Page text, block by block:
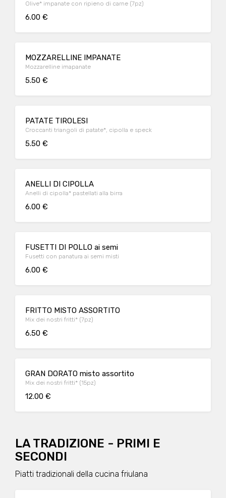
Olive* impanate con ripieno di carne (7pz)
6.00 €
MOZZARELLINE IMPANATE
Mozzarelline imapanate
5.50 €
PATATE TIROLESI
Croccanti triangoli di patate*, cipolla e speck
5.50 €
ANELLI DI CIPOLLA
Anelli di cipolla* pastellati alla birra
6.00 €
FUSETTI DI POLLO ai semi
Fusetti con panatura ai semi misti
6.00 €
FRITTO MISTO ASSORTITO
Mix dei nostri fritti* (7pz)
6.50 €
GRAN DORATO misto assortito
Mix dei nostri fritti* (15pz)
12.00 €
LA TRADIZIONE - PRIMI E
SECONDI
Piatti tradizionali della cucina friulana